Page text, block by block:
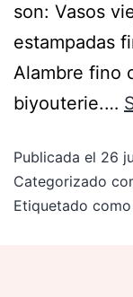
son: Vasos
estampadas
Alambre fino
biyouterie.…
Publicada el 26
Categorizado
Etiquetado como